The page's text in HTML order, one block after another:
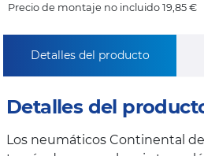
Precio de montaje no incluido 19,85 €
Detalles del producto
Detalles del
Los neumáticos Continental de